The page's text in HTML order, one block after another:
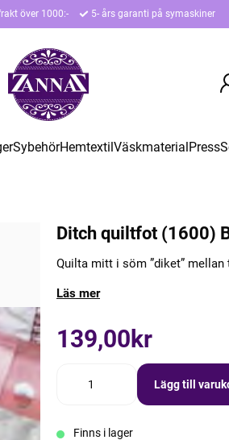
över 1000:- 5- års garanti på symaskiner
SybehörHemtextilVäskmaterialPress
Ditch quiltfot (1600)
Quilta mitt i söm ”diket” mellan
Läs mer
139,00kr
Lägg till
Finns i lager